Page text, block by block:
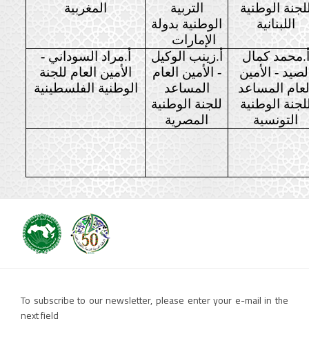
المغربية
التربية
الوطنية بدولة
الإمارات
الوطنية
اللبنانية
أ.مراد السوداني -
الأمين العام للجنة
الوطنية الفلسطينية
أ.زينب الوكيل
- الأمين العام
المساعد
للجنة الوطنية
المصرية
أ.محمد كمال
- الأمين
المساعد
الوطنية
التونسية
To subscribe to our newsletter, please enter your e-mail in the
next field